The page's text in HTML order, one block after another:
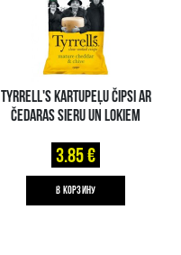
TYRRELL'S KARTUPEĻU ČIPSI AR
ČEDARAS SIERU UN LOKIEM
3.85 €
B КОРЗИНУ